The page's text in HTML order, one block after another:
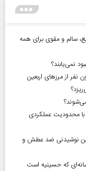
۳۰ صبحانه سریع، سالم و مقوی برای همه
نمی‌یابند؟
بیش از ۱۰.۵ میلیون نفر با محدودیت عملکردی
نوشیدنی ضد عطش و
رسانه‌ای که حسینیه است